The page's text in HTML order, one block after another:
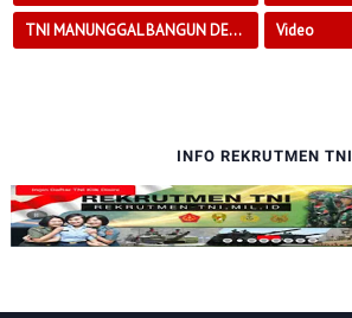
TNI MANUNGGAL BANGUN DESA Video
INFO REKRUTMEN TNI